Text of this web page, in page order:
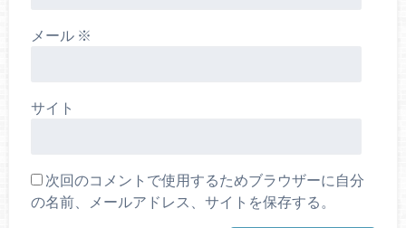
メール ※
サイト
次回のコメントで使用するためブラウザーに自分
の名前、メールアドレス、サイトを保存する。